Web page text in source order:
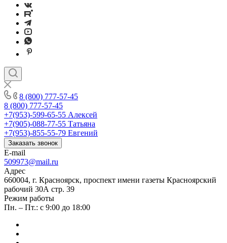
8 (800) 777-57-45
8 (800) 777-57-45
+7(953)-599-65-55 Алексей
+7(905)-088-77-55 Татьяна
+7(953)-855-55-79 Евгений
Заказать звонок
E-mail
509973@mail.ru
Адрес
660004, г. Красноярск, проспект имени газеты Красноярский
рабочий 30А стр. 39
Режим работы
Пн. – Пт.: с 9:00 до 18:00